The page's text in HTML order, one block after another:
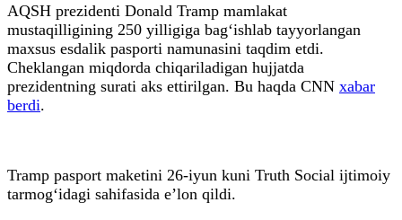
AQSH prezidenti Donald Tramp mamlakat
mustaqilligining 250 yilligiga bag‘ishlab tayyorlangan
maxsus esdalik pasporti namunasini taqdim etdi.
Cheklangan miqdorda chiqariladigan hujjatda
prezidentning surati aks ettirilgan. Bu haqda CNN xabar
berdi.
Tramp pasport maketini 26-iyun kuni Truth Social ijtimoiy
tarmog‘idagi sahifasida e’lon qildi.